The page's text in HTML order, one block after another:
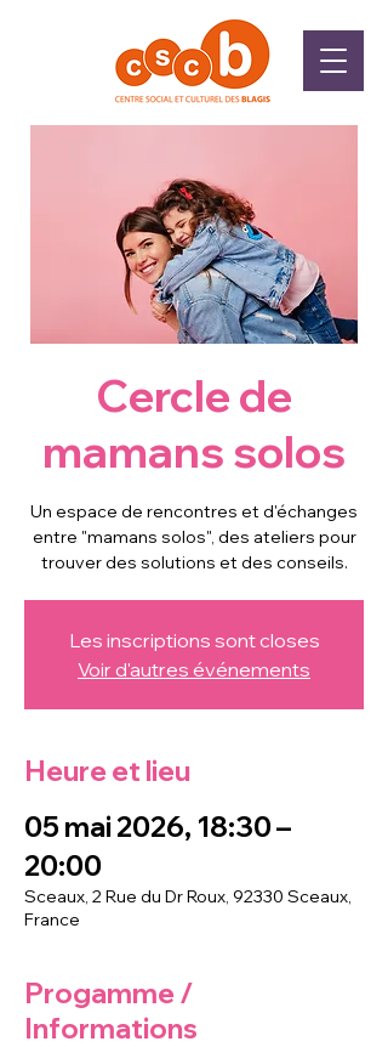
Cercle de
mamans solos
Un espace de rencontres et d'échanges
entre "mamans solos", des ateliers pour
trouver des solutions et des conseils.
Les inscriptions sont closes
Voir d'autres événements
Heure et lieu
05 mai 2026, 18:30 –
20:00
Sceaux, 2 Rue du Dr Roux, 92330 Sceaux,
France
Progamme /
Informations